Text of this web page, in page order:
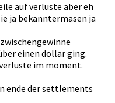
auf verluste aber eh
ja bekannterm­asen ja
einen dollar ging.
im moment.
ende der settlement­s